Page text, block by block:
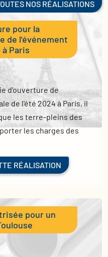
NOS RÉALISATIONS
pour la
de l'événement
Paris
d’ouverture de
de l'été 2024 à Paris, il
les terre-pleins des
les charges des
RÉALISATION
pour un